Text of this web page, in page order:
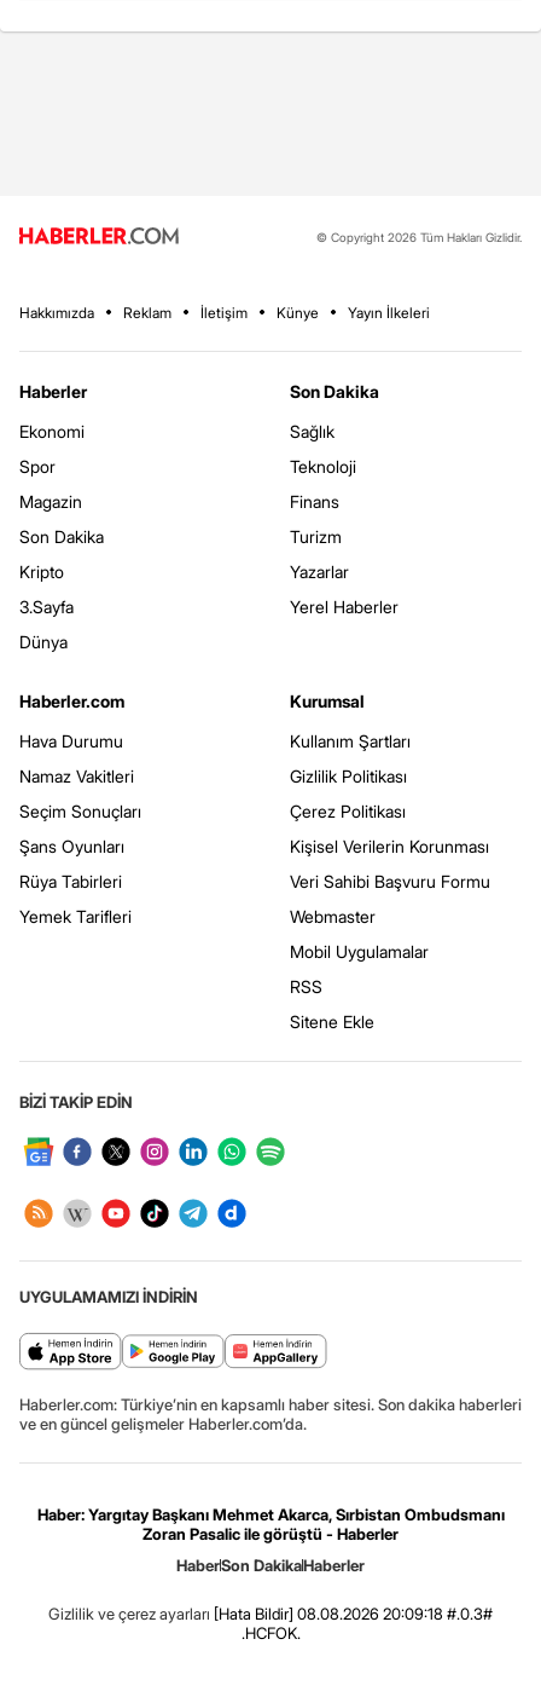
© Copyright 2026 Tüm Hakları Gizlidir.
Hakkımızda Reklam İletişim Künye Yayın İlkeleri
Haberler
Ekonomi
Spor
Magazin
Son Dakika
Kripto
3.Sayfa
Dünya
Son Dakika
Sağlık
Teknoloji
Finans
Turizm
Yazarlar
Yerel Haberler
Haberler.com
Hava Durumu
Namaz Vakitleri
Seçim Sonuçları
Şans Oyunları
Rüya Tabirleri
Yemek Tarifleri
Kurumsal
Kullanım Şartları
Gizlilik Politikası
Çerez Politikası
Kişisel Verilerin Korunması
Veri Sahibi Başvuru Formu
Webmaster
Mobil Uygulamalar
RSS
Sitene Ekle
BİZİ TAKİP EDİN
UYGULAMAMIZI İNDİRİN
Haberler.com: Türkiye’nin en kapsamlı haber sitesi. Son dakika haberleri
ve en güncel gelişmeler Haberler.com’da.
Haber: Yargıtay Başkanı Mehmet Akarca, Sırbistan Ombudsmanı
Zoran Pasalic ile görüştü - Haberler
HaberSon DakikaHaberler
Gizlilik ve çerez ayarları [Hata Bildir] 08.08.2026 20:09:18 #.0.3#
.HCFOK.